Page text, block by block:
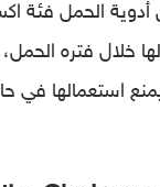
أدوية الحمل فئة
خلال فتره
استعمالها في